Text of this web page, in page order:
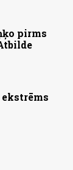
pirms